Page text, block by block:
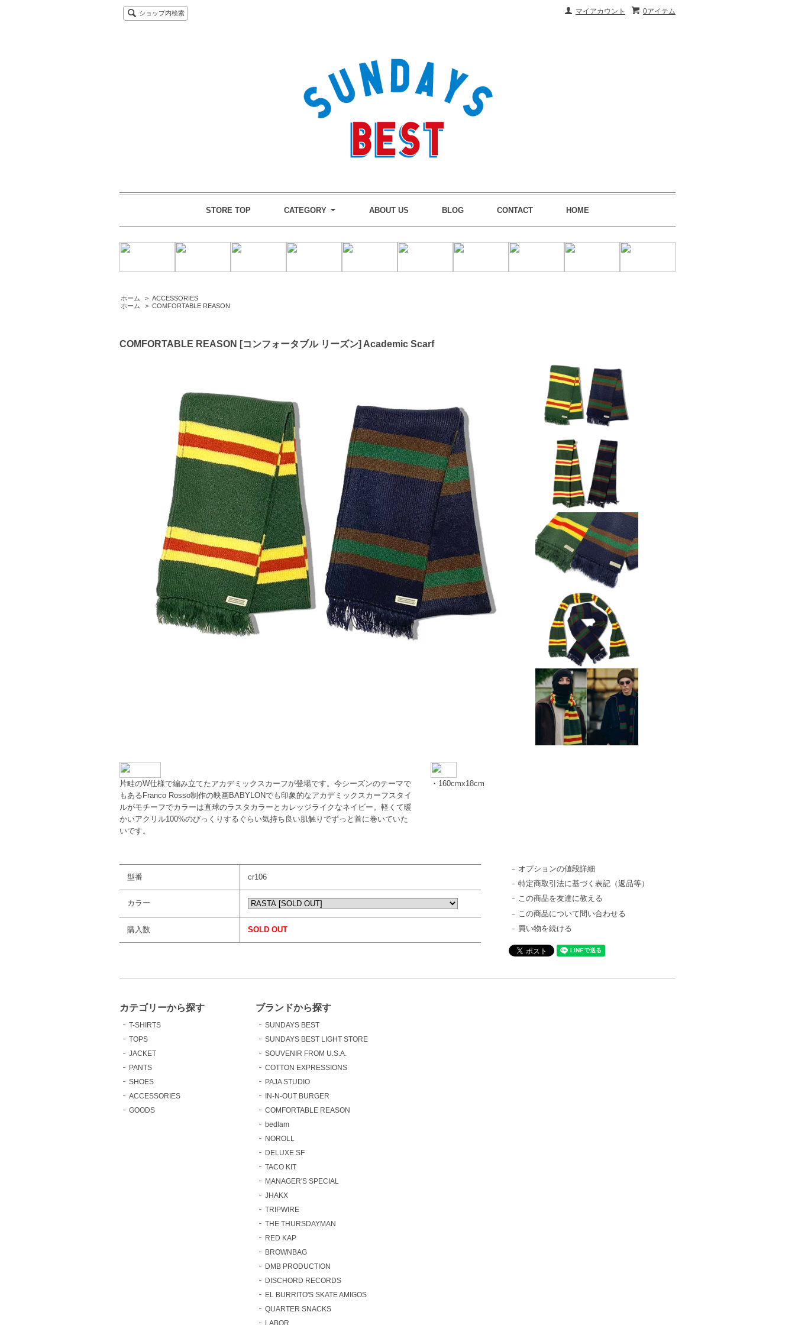
0アイテム
マイアカウント
ショップ内検索
STORE TOP CATEGORY ABOUT US BLOG CONTACT HOME
ホーム > ACCESSORIES
ホーム
> COMFORTABLE REASON
COMFORTABLE REASON [コンフォータブル リーズン] Academic Scarf
片畦のW仕様で編み立てたアカデミックスカーフが登場です。今シーズンのテーマで
もあるFranco Rosso制作の映画BABYLONでも印象的なアカデミックスカーフスタイ
ルがモチーフでカラーは直球のラスタカラーとカレッジライクなネイビー。軽くて暖
かいアクリル100%のびっくりするぐらい気持ち良い肌触りでずっと首に巻いていた
いです。
・160cmx18cm
型番 cr106
カラー
購入数 SOLD OUT
オプションの値段詳細
特定商取引法に基づく表記（返品等）
この商品を友達に教える
この商品について問い合わせる
買い物を続ける
カテゴリーから探す
T-SHIRTS
TOPS
JACKET
PANTS
SHOES
ACCESSORIES
GOODS
ブランドから探す
SUNDAYS BEST
SUNDAYS BEST LIGHT STORE
SOUVENIR FROM U.S.A.
COTTON EXPRESSIONS
PAJA STUDIO
IN-N-OUT BURGER
COMFORTABLE REASON
bedlam
NOROLL
DELUXE SF
TACO KIT
MANAGER'S SPECIAL
JHAKX
TRIPWIRE
THE THURSDAYMAN
RED KAP
BROWNBAG
DMB PRODUCTION
DISCHORD RECORDS
EL BURRITO'S SKATE AMIGOS
QUARTER SNACKS
LABOR